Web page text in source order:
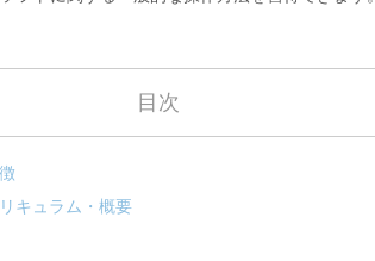
目次
キュラム・概要